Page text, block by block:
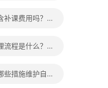
补课费用吗？离
流程是什么？办
些措施维护自己